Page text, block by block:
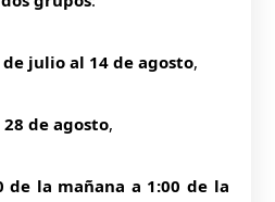
de julio al 14 de agosto,
28 de agosto,
de la mañana a 1:00 de la